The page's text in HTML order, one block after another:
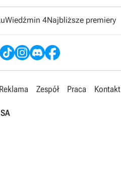
Wiedźmin 4Najbliższe premiery
Reklama Zespół Praca Kontakt